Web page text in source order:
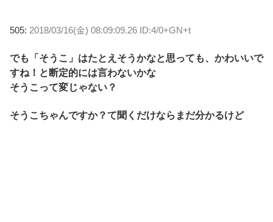
505: 2018/03/16(金) 08:09:09.26 ID:4/0+GN+t
でも「そうこ」はたとえそうかなと思っても、かわいいで
すね！と断定的には言わないかな
そうこって変じゃない？
そうこちゃんですか？て聞くだけならまだ分かるけど